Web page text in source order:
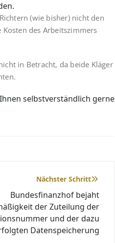
(wie bisher) nicht den
des Arbeitszimmers
in Betracht, da beide Kläger
selbstverständlich gerne
Nächster Schritt
Bundesfinanzhof bejaht
der Zuteilung der
und der dazu
Datenspeicherung